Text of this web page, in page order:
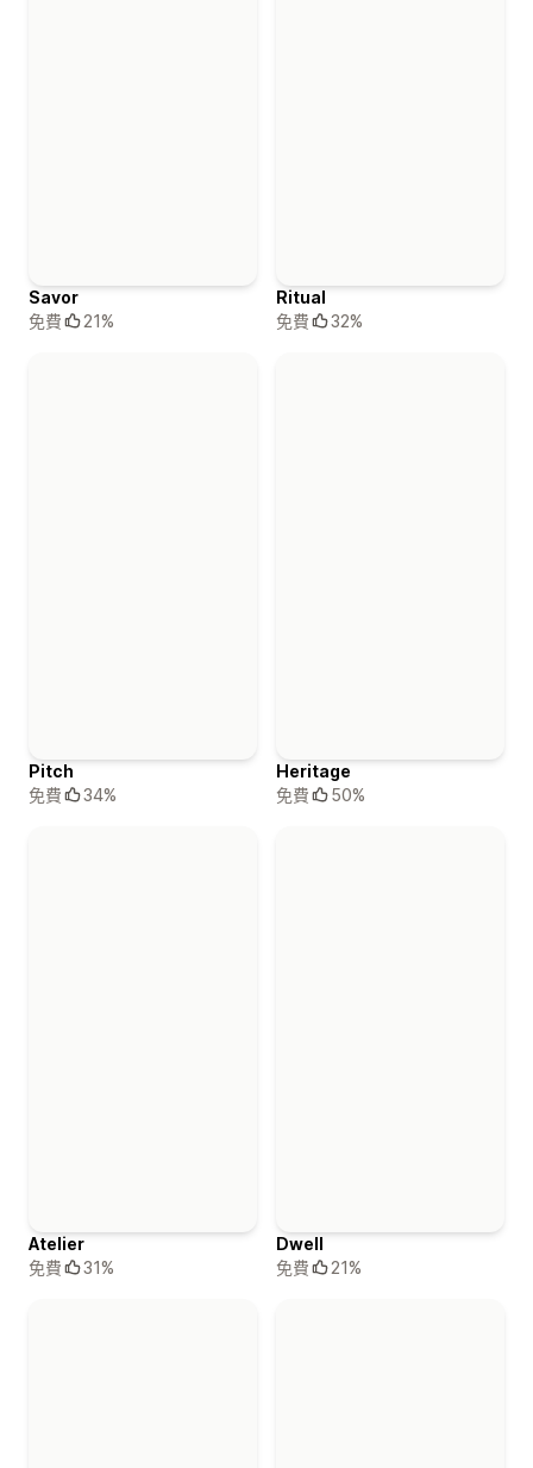
Savor
免費
21%
Ritual
免費
32%
Pitch
免費
34%
Heritage
免費
50%
Atelier
免費
31%
Dwell
免費
21%